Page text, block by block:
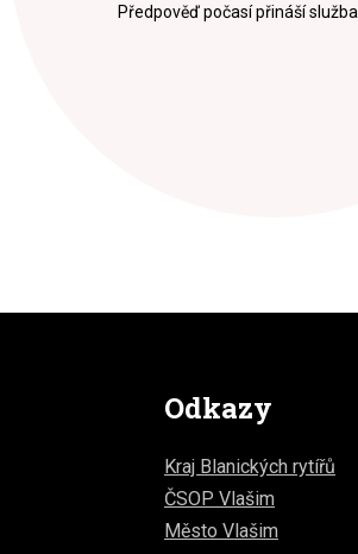
Předpověď počasí přináší služba
Odkazy
Kraj Blanických rytířů
ČSOP Vlašim
Město Vlašim